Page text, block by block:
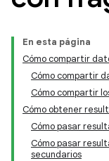
En esta página
Cómo compartir
Cómo compartir
Cómo compartir
Cómo obtener
Cómo pasar
Cómo pasar
secundarios